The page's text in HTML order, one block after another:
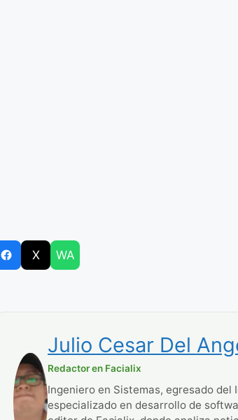
X WA
Julio Cesar Del
Redactor en Facialix
Ingeniero en Sistemas, egresado
especializado en desarrollo de